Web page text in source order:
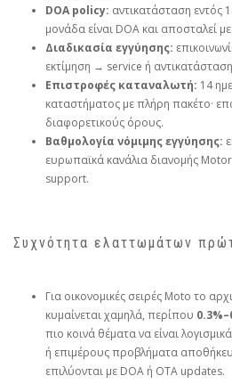
DOA policy: αντικατάσταση εντός
μονάδα είναι DOA και αποσταλεί
Διαδικασία εγγύησης:
εκτίμηση → service ή
Επιστροφές καταναλωτή: 14
καταστήματος με πλήρη πακέτο·
διαφορετικούς όρους.
Βαθμολογία νόμιμης εγγύησης:
ευρωπαϊκά κανάλια διανομής
support.
Συχνότητα ελαττωμάτων
Για οικονομικές σειρές Moto το
κυμαίνεται χαμηλά, περίπου
πιο κοινά θέματα να είναι
ή επιμέρους προβλήματα
επιλύονται με DOA ή OTA updates.